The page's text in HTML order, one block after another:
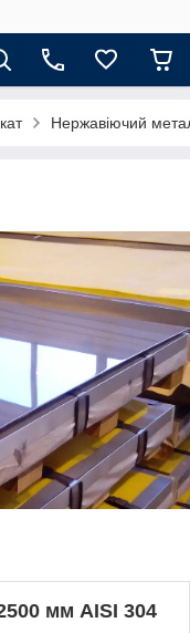
Нержавіючий
мм AISI 304